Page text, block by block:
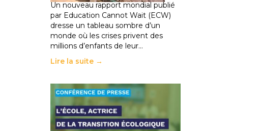
Un nouveau rapport mondial publié
par Education Cannot Wait (ECW)
dresse un tableau sombre d’un
monde où les crises privent des
millions d’enfants de leur…
Lire la suite →